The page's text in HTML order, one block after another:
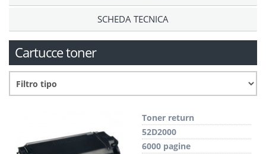
SCHEDA TECNICA
Cartucce toner
Toner return
52D2000
6000 pagine